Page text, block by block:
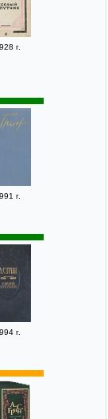
г.
г.
г.